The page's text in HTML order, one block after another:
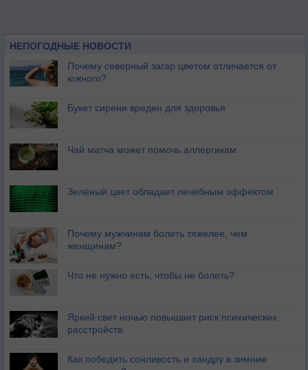
НЕПОГОДНЫЕ НОВОСТИ
Почему северный загар цветом отличается от
южного?
Букет сирени вреден для здоровья
Чай матча может помочь аллергикам
Зелёный цвет обладает лечебным эффектом
Почему мужчинам болеть тяжелее, чем
женщинам?
Что не нужно есть, чтобы не болеть?
Яркий свет ночью повышает риск психических
расстройств
Как победить сонливость и хандру в зимние